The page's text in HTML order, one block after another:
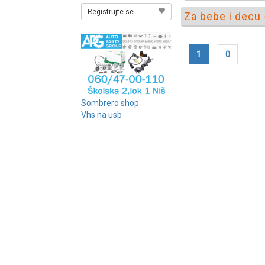
Registrujte se
Sombrero shop
Vhs na usb
Za bebe i decu
1 0